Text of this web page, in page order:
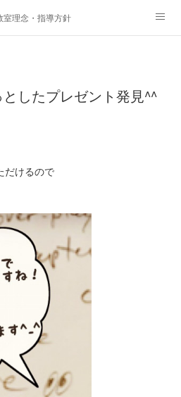
室理念・指導方針
したプレゼント発見^^
だけるので